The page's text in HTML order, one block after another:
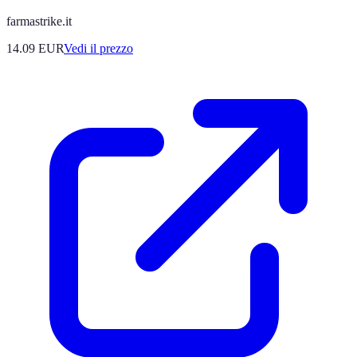
farmastrike.it
14.09 EURVedi il prezzo